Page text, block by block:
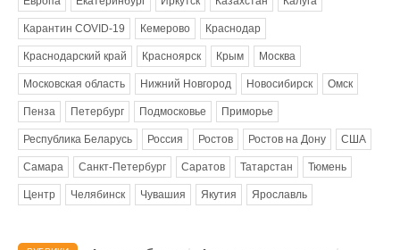
Карантин COVID-19 Кемерово Краснодар
Краснодарский край Красноярск Крым Москва
Московская область Нижний Новгород Новосибирск Омск
Пенза Петербург Подмосковье Приморье
Республика Беларусь Россия Ростов Ростов на Дону США
Самара Санкт-Петербург Саратов Татарстан Тюмень
Центр Челябинск Чувашия Якутия Ярославль